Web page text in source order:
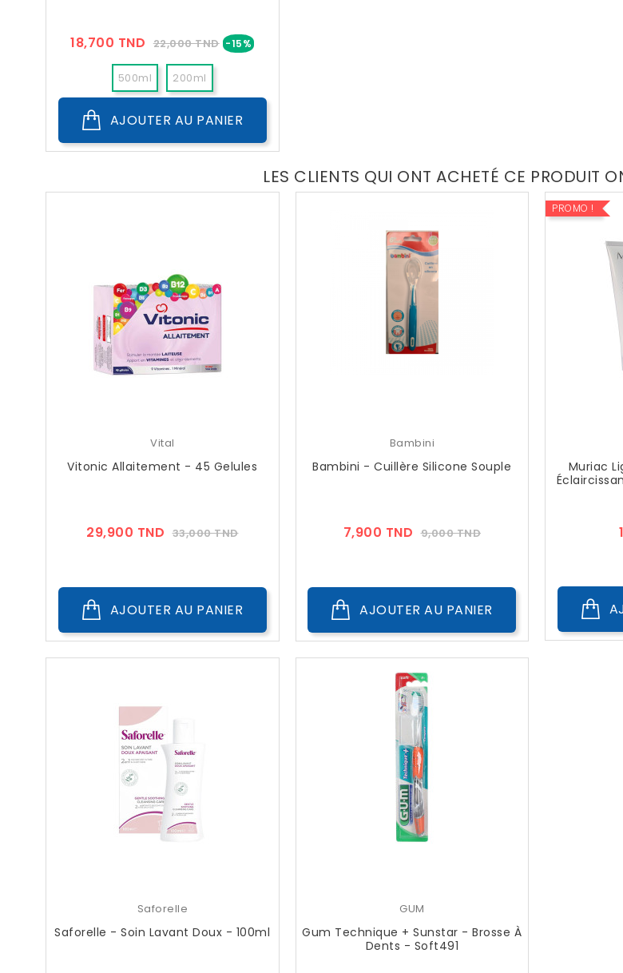
18,700 TND Prix
Public
22,000 TND -15%Prix
500ml 200ml
AJOUTER AU PANIER
LES CLIENTS QUI ONT ACHETÉ CE PRODUIT
Vital
Vitonic Allaitement - 45 Gelules
29,900 TND Prix
33,000 TNDPrix
AJOUTER AU PANIER
Bambini
Bambini - Cuillère Silicone Souple
7,900 TND Prix
9,000 TNDPrix
AJOUTER AU PANIER
PROMO !
Muriac
Saforelle
Saforelle - Soin Lavant Doux - 100ml
GUM
Gum Technique + Sunstar - Brosse À
Dents - Soft491